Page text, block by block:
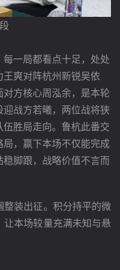
一局都看点十足，处处
爽对阵杭州新锐吴依
方核心周泓余，是本轮
战方若曦，两位战将狭
胜局走向。鲁杭此番交
，赢下本场不仅能完成
脚跟，战略价值不言而
装出征。积分持平的微
本场较量充满未知与悬